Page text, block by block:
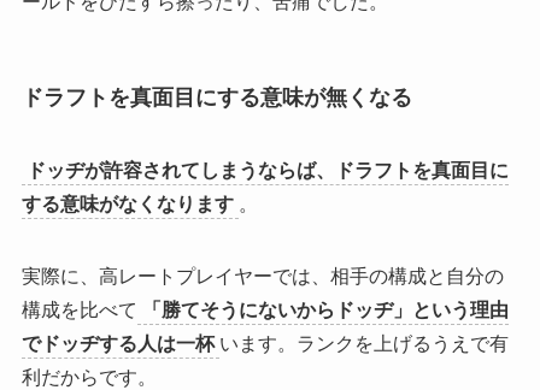
ドラフトを真面目にする意味が無くなる
ドッヂが許容されてしまうならば、ドラフトを真面目に
する意味がなくなります 。
実際に、高レートプレイヤーでは、相手の構成と自分の
構成を比べて
「勝てそうにないからドッヂ」という理由
でドッヂする人は一杯 います。ランクを上げるうえで有
利だからです。